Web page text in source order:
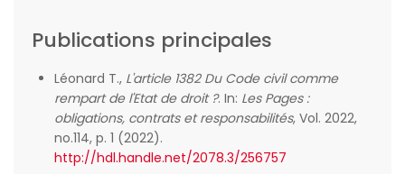
Publications principales
Léonard T., L'article 1382 Du Code civil comme
rempart de l'Etat de droit ?. In: Les Pages :
obligations, contrats et responsabilités, Vol. 2022,
no.114, p. 1 (2022).
http://hdl.handle.net/2078.3/256757